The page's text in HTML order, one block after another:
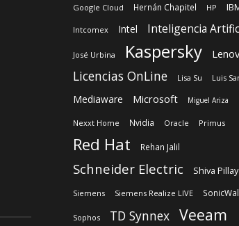
Google Cloud Hernán Chapitel HP
Intcomex Intel Inteligencia
José Urbina Kaspersky
Licencias OnLine Lisa Su Luis
Mediaware Microsoft Miguel Ariza
Nexxt Home Nvidia Oracle Primus
Red Hat Rehan Jalil
Schneider Electric Shiva Pillay
Siemens Siemens Realize LIVE
Sophos TD Synnex Veeam